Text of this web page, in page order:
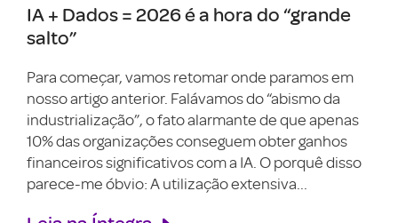
IA + Dados = 2026 é a hora do “grande
salto”
Para começar, vamos retomar onde paramos em
nosso artigo anterior. Falávamos do “abismo da
industrialização”, o fato alarmante de que apenas
10% das organizações conseguem obter ganhos
financeiros significativos com a IA. O porquê disso
parece-me óbvio: A utilização extensiva...